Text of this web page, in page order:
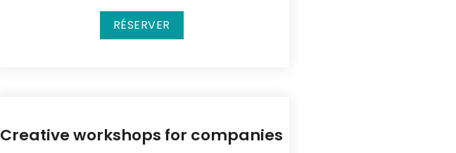
RÉSERVER
Creative workshops for companies